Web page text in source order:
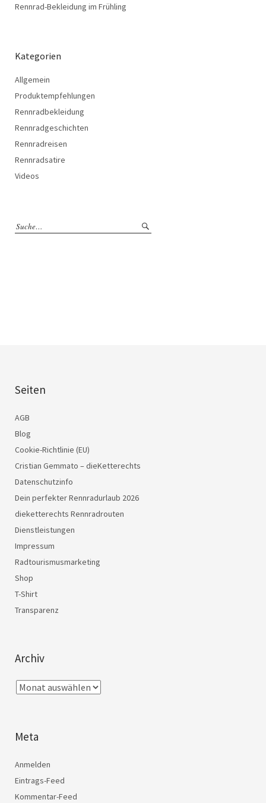
Rennrad-Bekleidung im Frühling
Kategorien
Allgemein
Produktempfehlungen
Rennradbekleidung
Rennradgeschichten
Rennradreisen
Rennradsatire
Videos
Seiten
AGB
Blog
Cookie-Richtlinie (EU)
Cristian Gemmato – dieKetterechts
Datenschutzinfo
Dein perfekter Rennradurlaub 2026
dieketterechts Rennradrouten
Dienstleistungen
Impressum
Radtourismusmarketing
Shop
T-Shirt
Transparenz
Archiv
Meta
Anmelden
Eintrags-Feed
Kommentar-Feed